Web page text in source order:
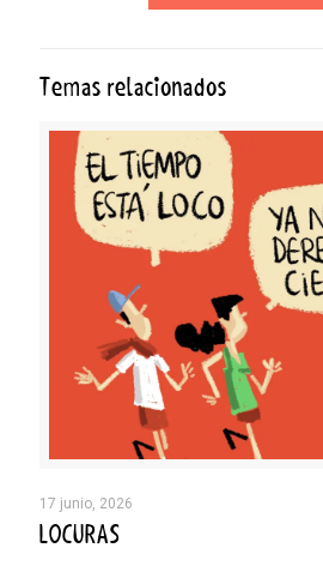
Temas relacionados
17 junio, 2026
LOCURAS